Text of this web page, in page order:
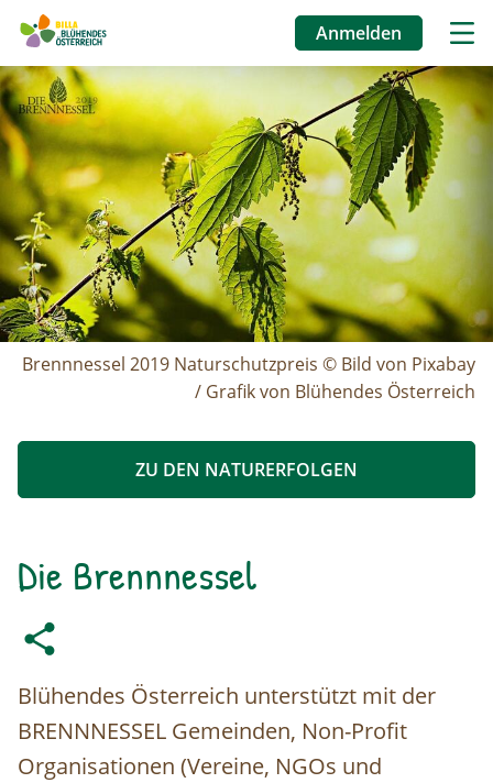
Direkt
zum
Inhalt
Benutzermenü
Anmelden
Image
Brennnessel 2019 Naturschutzpreis © Bild von Pixabay
/ Grafik von Blühendes Österreich
ZU DEN NATURERFOLGEN
Die Brennnessel
Blühendes Österreich unterstützt mit der
BRENNNESSEL Gemeinden, Non-Profit
Organisationen (Vereine, NGOs und